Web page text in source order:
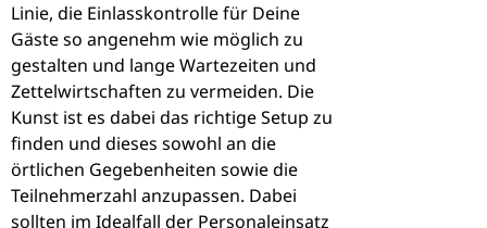
Linie, die Einlasskontrolle für Deine
Gäste so angenehm wie möglich zu
gestalten und lange Wartezeiten und
Zettelwirtschaften zu vermeiden. Die
Kunst ist es dabei das richtige Setup zu
finden und dieses sowohl an die
örtlichen Gegebenheiten sowie die
Teilnehmerzahl anzupassen. Dabei
sollten im Idealfall der Personaleinsatz